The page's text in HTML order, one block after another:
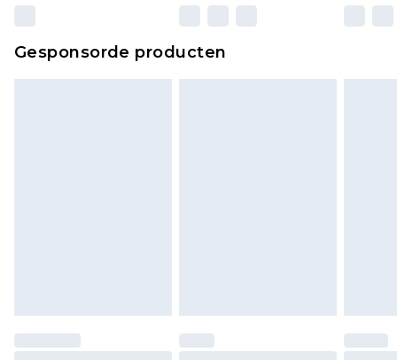
wettelijke rechten.
bekijken.
Gesponsorde producten